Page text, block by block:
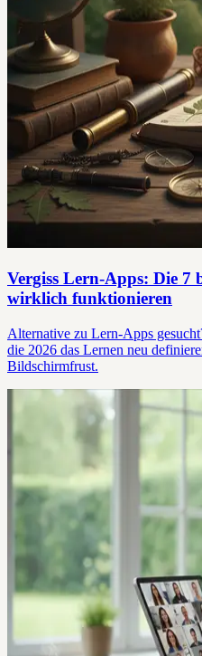
Vergiss Lern-Apps: Die 7
wirklich funktionieren
Alternative zu Lern-Apps
die 2026 das Lernen neu
Bildschirmfrust.